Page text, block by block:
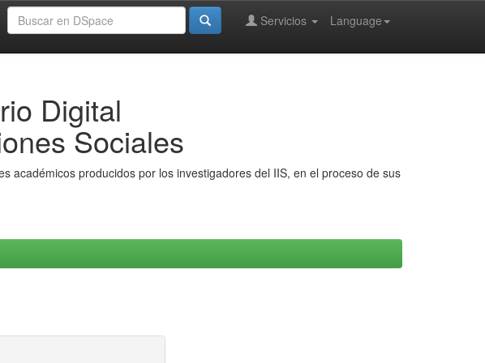
Language
Servicios
Digital
Sociales
académicos producidos por los investigadores del IIS, en el proceso de sus